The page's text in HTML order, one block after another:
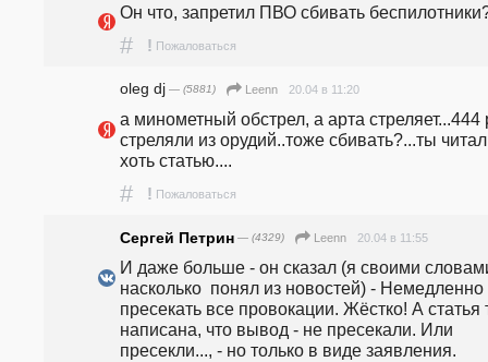
Он что, запретил ПВО сбивать
# ! Пожаловаться
oleg dj — (5881) Leenn 20.04 в 11:20
а минометный обстрел, а арта стреляет...444
стреляли из орудий..тоже сбивать?...ты читал
хоть статью....
# ! Пожаловаться
Сергей Петрин — (4329) Leenn 20.04 в 11:55
И даже больше - он сказал (я своими
насколько  понял из новостей) - Немедленно
пресекать все провокации. Жёстко! А статья
написана, что вывод - не пресекали. Или
пресекли..., - но только в виде заявления.